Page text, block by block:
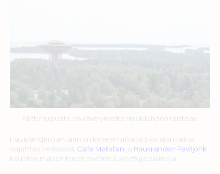
Niittyhuipusta on kävelymatka Haukilahden rantaan
Haukilahden rantaan on kävelymatka ja pyörällä matka
sujahtaa hetkessä. Cafe Mellsten ja Haukilahden Paviljonki
kauniine maisemineen ovatkin suosittuja paikkoja.